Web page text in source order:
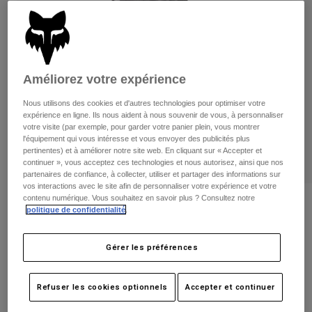
Pantalons
Vestes
Gants
Protections
Masques
Chaussettes
Pièces de rechange
Pantalons
Gants
Vestes
Protections
Masques
Chaussettes
Sacs et accessoires
Pièces de rechange
Chemises
Voir tout
Femme
T-shirts et tops
Sweats et Pulls
Vestes
Pantalons
Protections
Masques
Chaussettes
Voir tout
Moto
Casques
Maillots
Pantalons
Bottes
Gants
Avis
Gants Bomber Pro
Article n°28378
149,99 €
Améliorez votre expérience
Nous utilisons des cookies et d'autres technologies pour optimiser votre
expérience en ligne. Ils nous aident à nous souvenir de vous, à personnaliser
votre visite (par exemple, pour garder votre panier plein, vous montrer
l'équipement qui vous intéresse et vous envoyer des publicités plus
pertinentes) et à améliorer notre site web. En cliquant sur « Accepter et
continuer », vous acceptez ces technologies et nous autorisez, ainsi que nos
partenaires de confiance, à collecter, utiliser et partager des informations sur
vos interactions avec le site afin de personnaliser votre expérience et votre
contenu numérique. Vous souhaitez en savoir plus ? Consultez notre
politique de confidentialité
Gérer les préférences
Refuser les cookies optionnels Accepter et continuer